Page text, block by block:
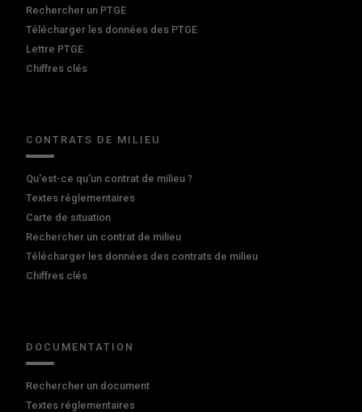
Rechercher un PTGE
Télécharger les données des PTGE
Lettre PTGE
Chiffres clés
CONTRATS DE MILIEU
Qu'est-ce qu'un contrat de milieu ?
Textes réglementaires
Carte de situation
Rechercher un contrat de milieu
Télécharger les données des contrats de milieu
Chiffres clés
DOCUMENTATION
Rechercher un document
Textes réglementaires